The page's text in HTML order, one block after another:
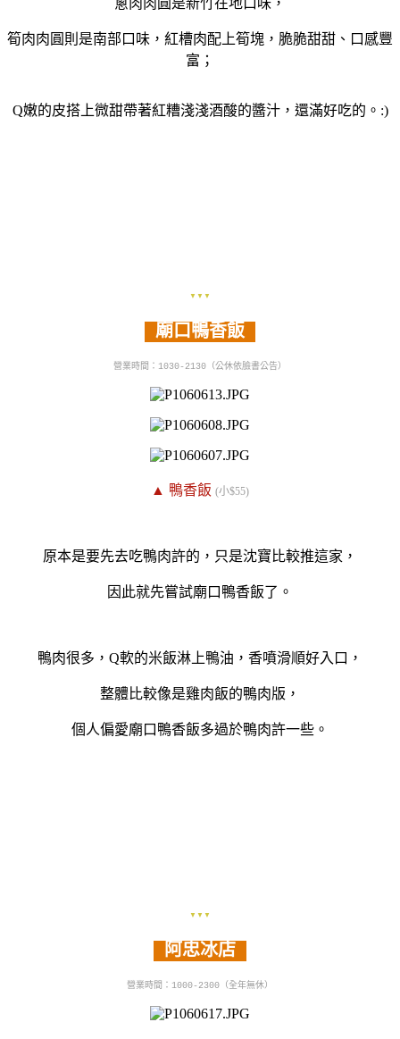
筍肉肉圓則是南部口味，紅槽肉配上筍塊，脆脆甜甜、口感豐
富；
Q嫩的皮搭上微甜帶著紅糟淺淺酒酸的醬汁，還滿好吃的。:)
▼▼▼
廟口鴨香飯
營業時間：1030-2130（公休依臉書公告）
▲ 鴨香飯 (小$55)
原本是要先去吃鴨肉許的，只是沈寶比較推這家，
因此就先嘗試廟口鴨香飯了。
鴨肉很多，Q軟的米飯淋上鴨油，香噴滑順好入口，
整體比較像是雞肉飯的鴨肉版，
個人偏愛廟口鴨香飯多過於鴨肉許一些。
▼▼▼
阿忠冰店
營業時間：1000-2300（全年無休）